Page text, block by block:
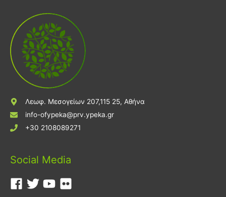
Λεωφ. Μεσογείων 207,115 25, Αθήνα
info-ofypeka@prv.ypeka.gr
+30 2108089271
Social Media